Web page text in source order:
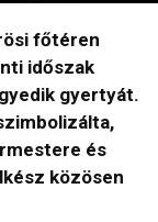
főtéren
időszak
gyertyát.
és
közösen